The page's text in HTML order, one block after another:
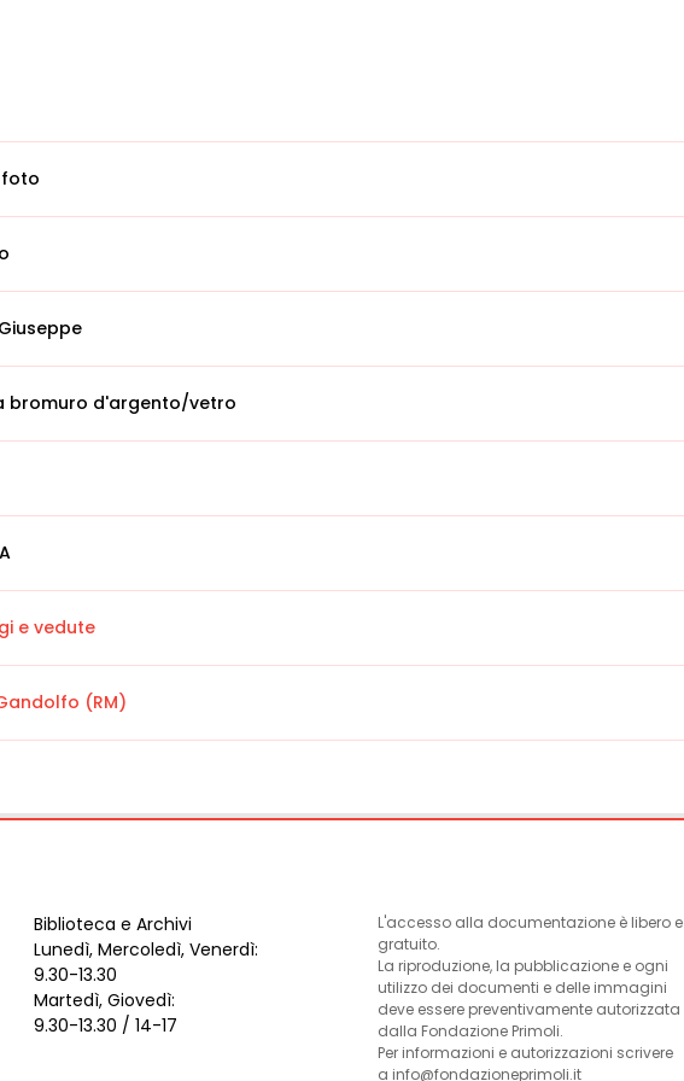
bromuro d'argento/vetro
e vedute
(RM)
Biblioteca e Archivi
Lunedì, Mercoledì, Venerdì:
9.30-13.30
Martedì, Giovedì:
9.30-13.30 / 14-17
L'accesso alla documentazione è libero e
gratuito.
La riproduzione, la pubblicazione e ogni
utilizzo dei documenti e delle immagini
deve essere preventivamente autorizzata
dalla Fondazione Primoli.
Per informazioni e autorizzazioni scrivere
a info@fondazioneprimoli.it